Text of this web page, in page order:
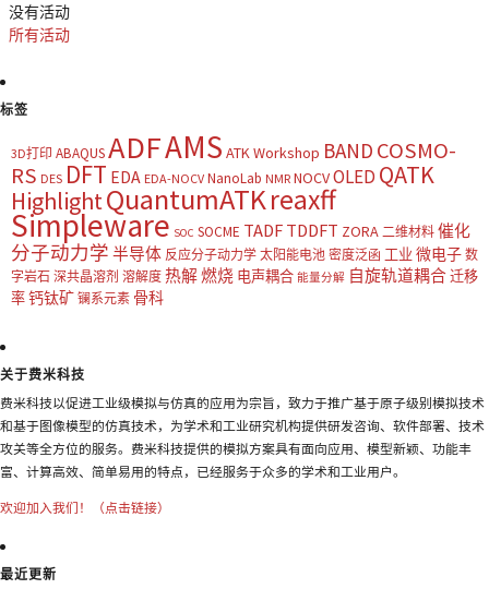
没有活动
所有活动
标签
3D打印 ABAQUSADFAMS ATK Workshop BAND COSMO-
RS DES DFT EDA EDA-NOCV NanoLab NMR NOCVOLED QATK
HighlightQuantumATKreaxff
Simpleware SOC SOCME TADF TDDFT ZORA 二维材料 催化
分子动力学 半导体 反应分子动力学 太阳能电池 密度泛函 工业 微电子 数
字岩石 深共晶溶剂 溶解度 热解燃烧 电声耦合 能量分解 自旋轨道耦合迁移
率钙钛矿 镧系元素 骨科
关于费米科技
费米科技以促进工业级模拟与仿真的应用为宗旨，致力于推广基于原子级别模拟技术
和基于图像模型的仿真技术，为学术和工业研究机构提供研发咨询、软件部署、技术
攻关等全方位的服务。费米科技提供的模拟方案具有面向应用、模型新颖、功能丰
富、计算高效、简单易用的特点，已经服务于众多的学术和工业用户。
欢迎加入我们！（点击链接）
最近更新